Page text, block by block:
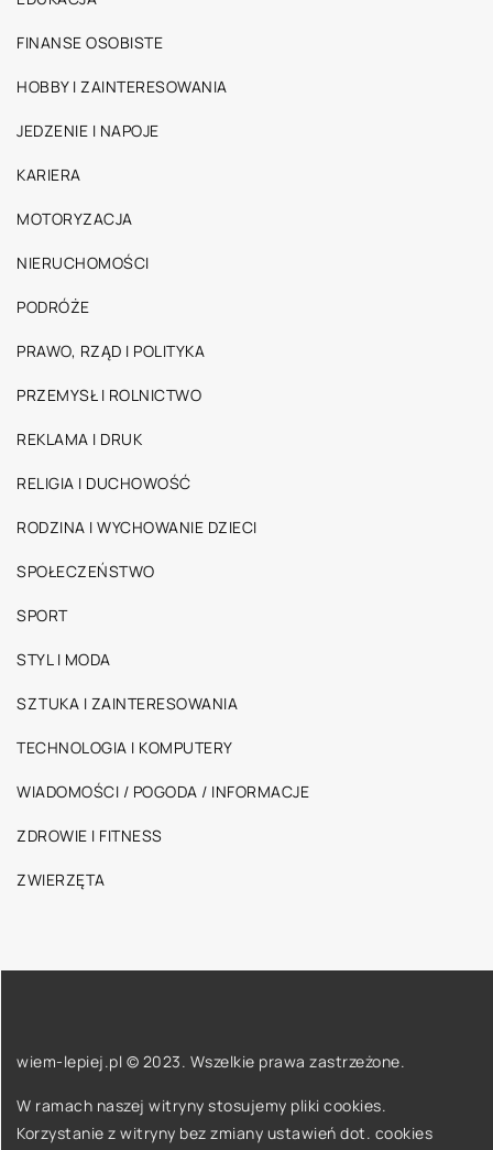
FINANSE OSOBISTE
HOBBY I ZAINTERESOWANIA
JEDZENIE I NAPOJE
KARIERA
MOTORYZACJA
NIERUCHOMOŚCI
PODRÓŻE
PRAWO, RZĄD I POLITYKA
PRZEMYSŁ I ROLNICTWO
REKLAMA I DRUK
RELIGIA I DUCHOWOŚĆ
RODZINA I WYCHOWANIE DZIECI
SPOŁECZEŃSTWO
SPORT
STYL I MODA
SZTUKA I ZAINTERESOWANIA
TECHNOLOGIA I KOMPUTERY
WIADOMOŚCI / POGODA / INFORMACJE
ZDROWIE I FITNESS
ZWIERZĘTA
wiem-lepiej.pl © 2023. Wszelkie prawa zastrzeżone.
W ramach naszej witryny stosujemy pliki cookies.
Korzystanie z witryny bez zmiany ustawień dot. cookies